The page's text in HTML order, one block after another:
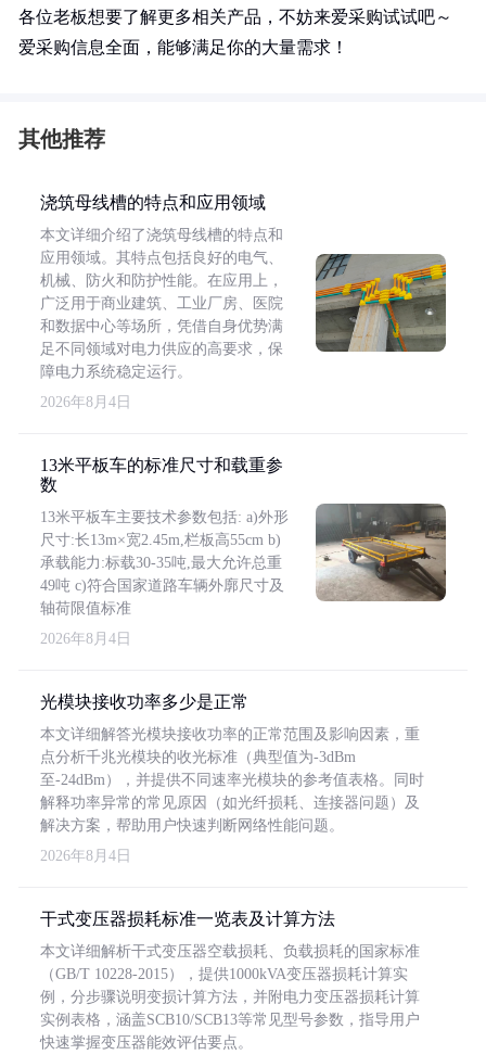
各位老板想要了解更多相关产品，不妨来爱采购试试吧～
爱采购信息全面，能够满足你的大量需求！
其他推荐
浇筑母线槽的特点和应用领域
本文详细介绍了浇筑母线槽的特点和
应用领域。其特点包括良好的电气、
机械、防火和防护性能。在应用上，
广泛用于商业建筑、工业厂房、医院
和数据中心等场所，凭借自身优势满
足不同领域对电力供应的高要求，保
障电力系统稳定运行。
2026年8月4日
13米平板车的标准尺寸和载重参
数
13米平板车主要技术参数包括: a)外形
尺寸:长13m×宽2.45m,栏板高55cm b)
承载能力:标载30-35吨,最大允许总重
49吨 c)符合国家道路车辆外廓尺寸及
轴荷限值标准
2026年8月4日
光模块接收功率多少是正常
本文详细解答光模块接收功率的正常范围及影响因素，重
点分析千兆光模块的收光标准（典型值为-3dBm
至-24dBm），并提供不同速率光模块的参考值表格。同时
解释功率异常的常见原因（如光纤损耗、连接器问题）及
解决方案，帮助用户快速判断网络性能问题。
2026年8月4日
干式变压器损耗标准一览表及计算方法
本文详细解析干式变压器空载损耗、负载损耗的国家标准
（GB/T 10228-2015），提供1000kVA变压器损耗计算实
例，分步骤说明变损计算方法，并附电力变压器损耗计算
实例表格，涵盖SCB10/SCB13等常见型号参数，指导用户
快速掌握变压器能效评估要点。